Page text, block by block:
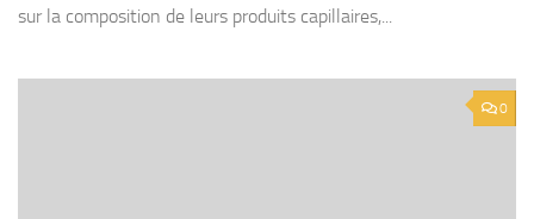
sur la composition de leurs produits capillaires,...
0